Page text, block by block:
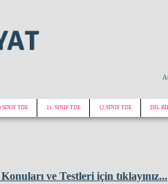
TDE 11. SINIF TDE 12.SINIF TDE DİL
ve Testleri için tıklayınız...